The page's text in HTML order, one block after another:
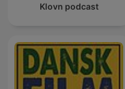
Klovn podcast